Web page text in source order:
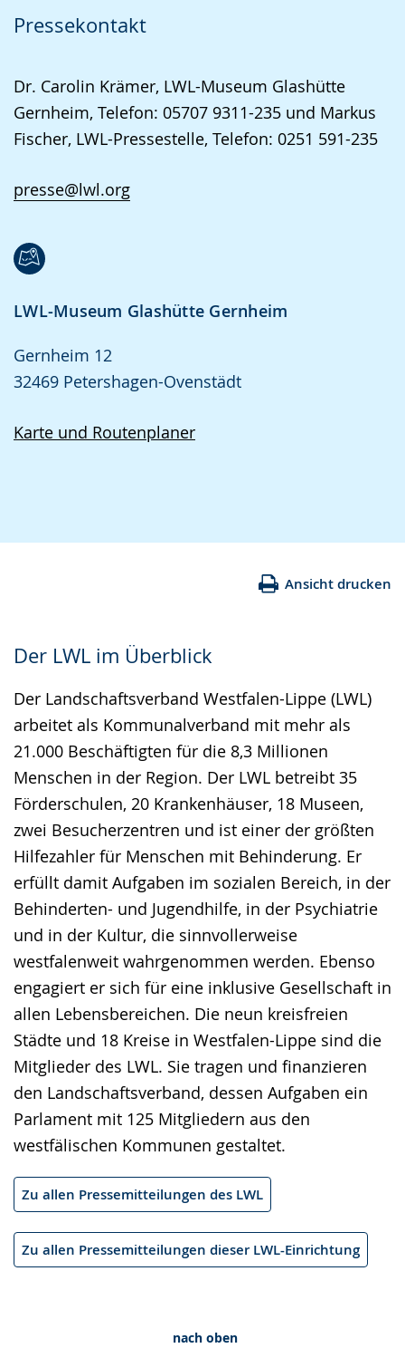
Pressekontakt
Dr. Carolin Krämer, LWL-Museum Glashütte
Gernheim, Telefon: 05707 9311-235 und Markus
Fischer, LWL-Pressestelle, Telefon: 0251 591-235
presse@lwl.org
LWL-Museum Glashütte Gernheim
Gernheim 12
32469 Petershagen-Ovenstädt
Karte und Routenplaner
Ansicht drucken
Der LWL im Überblick
Der Landschaftsverband Westfalen-Lippe (LWL)
arbeitet als Kommunalverband mit mehr als
21.000 Beschäftigten für die 8,3 Millionen
Menschen in der Region. Der LWL betreibt 35
Förderschulen, 20 Krankenhäuser, 18 Museen,
zwei Besucherzentren und ist einer der größten
Hilfezahler für Menschen mit Behinderung. Er
erfüllt damit Aufgaben im sozialen Bereich, in der
Behinderten- und Jugendhilfe, in der Psychiatrie
und in der Kultur, die sinnvollerweise
westfalenweit wahrgenommen werden. Ebenso
engagiert er sich für eine inklusive Gesellschaft in
allen Lebensbereichen. Die neun kreisfreien
Städte und 18 Kreise in Westfalen-Lippe sind die
Mitglieder des LWL. Sie tragen und finanzieren
den Landschaftsverband, dessen Aufgaben ein
Parlament mit 125 Mitgliedern aus den
westfälischen Kommunen gestaltet.
Zu allen Pressemitteilungen des LWL
Zu allen Pressemitteilungen dieser LWL-Einrichtung
nach oben